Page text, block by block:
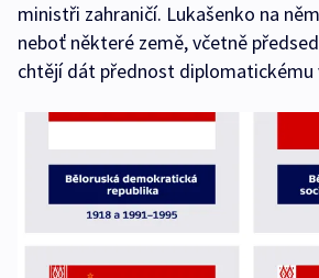
ministři zahraničí. Lukašenko na
neboť některé země, včetně
chtějí dát přednost diplomatickému